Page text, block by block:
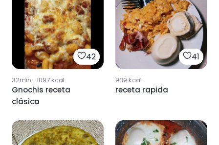
42
32min · 1097kcal
Gnochis receta
clásica
41
939 kcal
receta rapida